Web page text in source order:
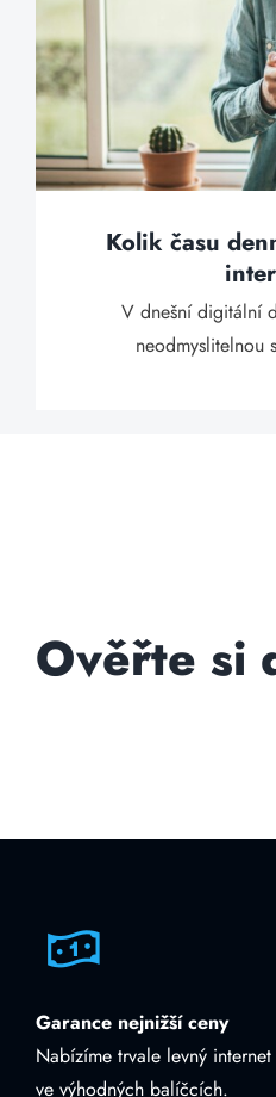
Kolik času
V dnešní digitální
neodmyslitelnou
Ověřte si
Garance nejnižší ceny
Nabízíme trvale levný internet
ve výhodných balíčcích.